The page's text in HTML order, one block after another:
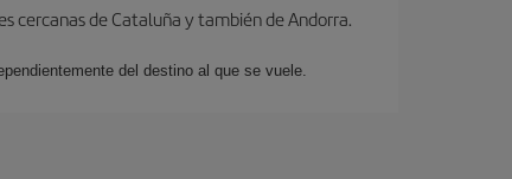
cercanas de Cataluña y también de Andorra.
del destino al que se vuele.